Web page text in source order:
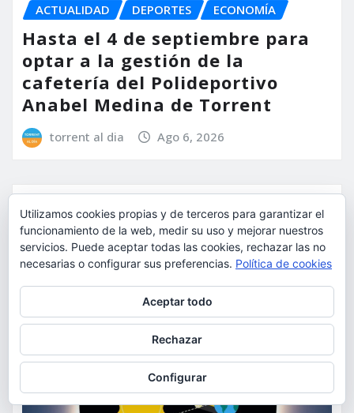
ACTUALIDAD DEPORTES ECONOMÍA
Hasta el 4 de septiembre para
optar a la gestión de la
cafetería del Polideportivo
Anabel Medina de Torrent
torrent al dia Ago 6, 2026
Utilizamos cookies propias y de terceros para garantizar el
funcionamiento de la web, medir su uso y mejorar nuestros
servicios. Puede aceptar todas las cookies, rechazar las no
necesarias o configurar sus preferencias. Política de cookies
Aceptar todo
Rechazar
Configurar
Para obtener más información, incluido cómo gestionar las cookies,